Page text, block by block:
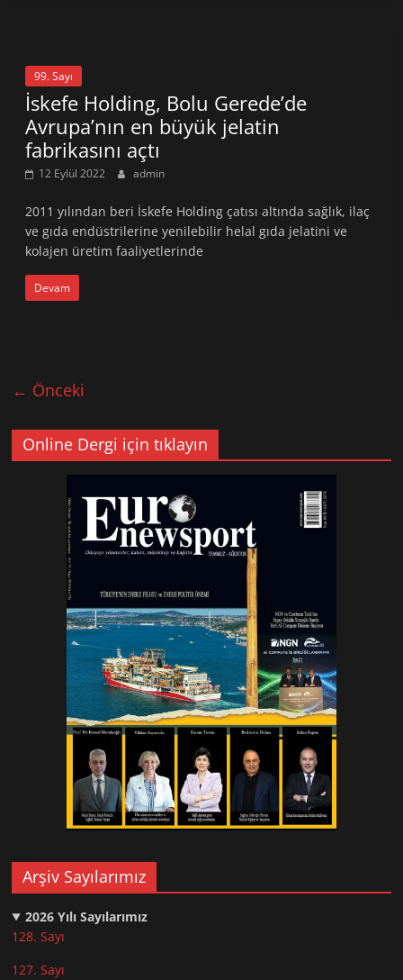
99. Sayı
İskefe Holding, Bolu Gerede’de
Avrupa’nın en büyük jelatin
fabrikasını açtı
12 Eylül 2022 admin
2011 yılından beri İskefe Holding çatısı altında sağlık, ilaç
ve gıda endüstrilerine yenilebilir helal gıda jelatini ve
kolajen üretim faaliyetlerinde
Devam
← Önceki
Online Dergi için tıklayın
Arşiv Sayılarımız
2026 Yılı Sayılarımız
128. Sayı
127. Sayı